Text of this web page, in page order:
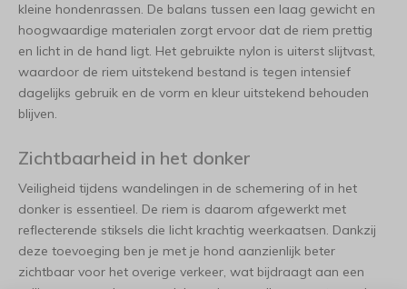
kleine hondenrassen. De balans tussen een laag gewicht en
hoogwaardige materialen zorgt ervoor dat de riem prettig
en licht in de hand ligt. Het gebruikte nylon is uiterst slijtvast,
waardoor de riem uitstekend bestand is tegen intensief
dagelijks gebruik en de vorm en kleur uitstekend behouden
blijven.
Zichtbaarheid in het donker
Veiligheid tijdens wandelingen in de schemering of in het
donker is essentieel. De riem is daarom afgewerkt met
reflecterende stiksels die licht krachtig weerkaatsen. Dankzij
deze toevoeging ben je met je hond aanzienlijk beter
zichtbaar voor het overige verkeer, wat bijdraagt aan een